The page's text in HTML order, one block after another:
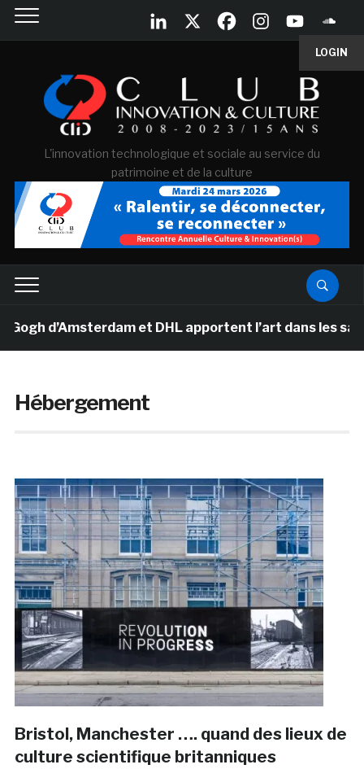
LOGIN
L'innovation technologique et sociale au service du
patrimoine et de la culture
d’Amsterdam et DHL apportent l’art dans les salles
Hébergement
Bristol, Manchester …. quand des lieux de
culture scientifique britanniques